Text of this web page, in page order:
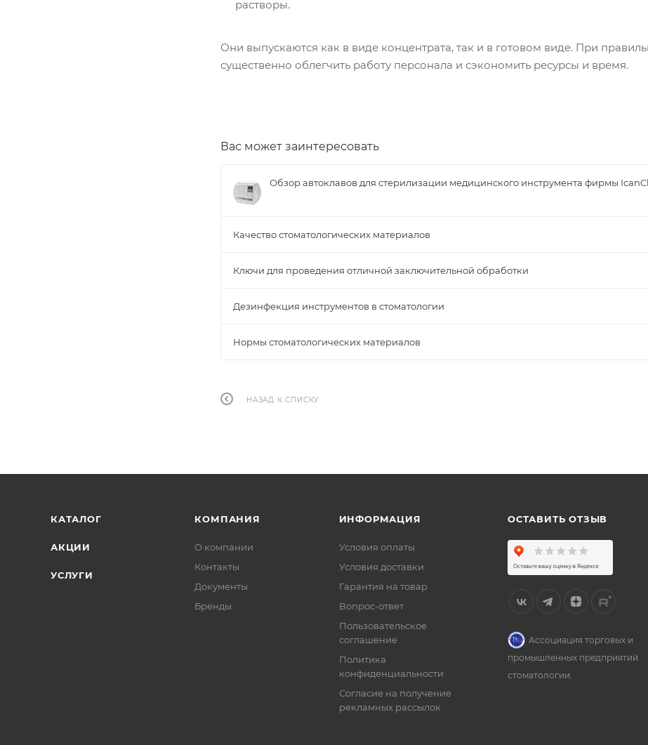
растворы.
Они выпускаются как в виде концентрата, так и в готовом виде. При
существенно облегчить работу персонала и сэкономить ресурсы и время.
Вас может заинтересовать
Обзор автоклавов для стерилизации медицинского инструмента фирмы
Качество стоматологических материалов
Ключи для проведения отличной заключительной обработки
Дезинфекция инструментов в стоматологии
Нормы стоматологических материалов
НАЗАД К СПИСКУ
КАТАЛОГ
АКЦИИ
УСЛУГИ
КОМПАНИЯ
О компании
Контакты
Документы
Бренды
ИНФОРМАЦИЯ
Условия оплаты
Условия доставки
Гарантия на товар
Вопрос-ответ
Пользовательское
соглашение
Политика
конфиденциальности
Согласие на получение
рекламных рассылок
ОСТАВИТЬ ОТЗЫВ
Ассоциация торговых и
промышленных предприятий
стоматологии.